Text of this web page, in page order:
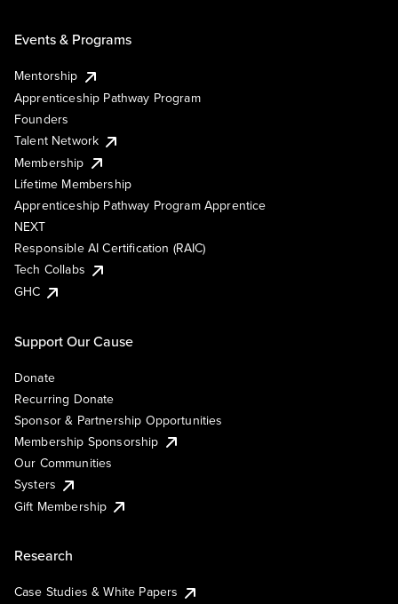
Events & Programs
Mentorship
Apprenticeship Pathway Program
Founders
Talent Network
Membership
Lifetime Membership
Apprenticeship Pathway Program Apprentice
NEXT
Responsible AI Certification (RAIC)
Tech Collabs
GHC
Support Our Cause
Donate
Recurring Donate
Sponsor & Partnership Opportunities
Membership Sponsorship
Our Communities
Systers
Gift Membership
Research
Case Studies & White Papers